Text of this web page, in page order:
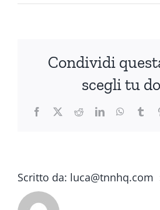
Condividi
scegli tu
Facebook
X RedditLinkedIn
Scritto da: luca@tnnhq.com